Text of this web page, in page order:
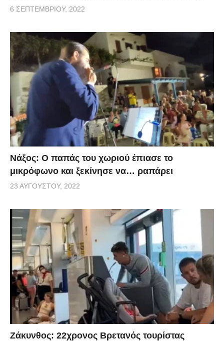
6 ΣΕΠΤΕΜΒΡΊΟΥ, 2022
Νάξος: Ο παπάς του χωριού έπιασε το
μικρόφωνο και ξεκίνησε να… ραπάρει
23 ΑΥΓΟΎΣΤΟΥ, 2022
Ζάκυνθος: 22χρονος Βρετανός τουρίστας